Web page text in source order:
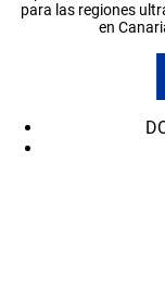
para las regiones
en